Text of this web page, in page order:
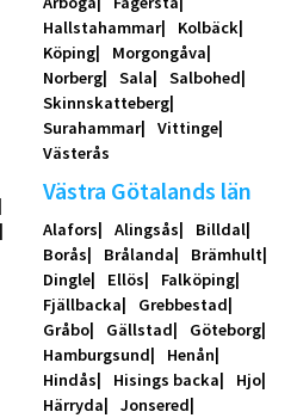
Hallstahammar
Kolbäck
Köping
Morgongåva
Norberg
Sala
Salbohed
Skinnskatteberg
Surahammar
Vittinge
Västerås
Västra Götalands län
Alafors Alingsås
Billdal
Borås
Brålanda
Brämhult
Dingle
Ellös
Falköping
Fjällbacka
Grebbestad
Gråbo
Gällstad
Göteborg
Hamburgsund
Henån
Hindås
Hisings backa
Hjo
Härryda
Jonsered